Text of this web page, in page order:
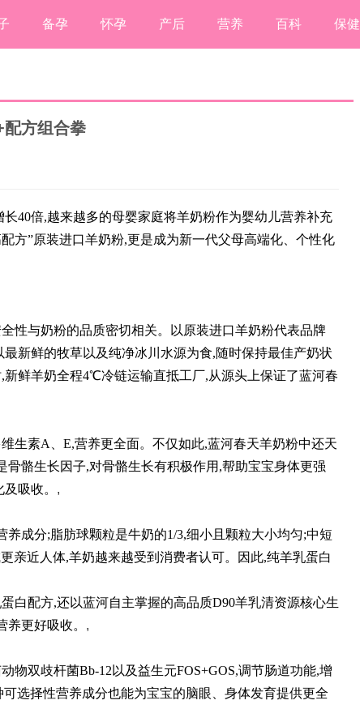
备孕 怀孕 产后 营养 百科 保健
配方组合拳
40倍,越来越多的母婴家庭将羊奶粉作为婴幼儿营养补充
方”原装进口羊奶粉,更是成为新一代父母高端化、个性化
性与奶粉的品质密切相关。以原装进口羊奶粉代表品牌
新鲜的牧草以及纯净冰川水源为食,随时保持最佳产奶状
鲜羊奶全程4℃冷链运输直抵工厂,从源头上保证了蓝河春
生素A、E,营养更全面。不仅如此,蓝河春天羊奶粉中还天
骼生长因子,对骨骼生长有积极作用,帮助宝宝身体更强
吸收。 ,
成分;脂肪球颗粒是牛奶的1/3,细小且颗粒大小均匀;中短
亲近人体,羊奶越来越受到消费者认可。因此,纯羊乳蛋白
白配方,还以蓝河自主掌握的高品质D90羊乳清资源核心生
更好吸收。 ,
物双歧杆菌Bb-12以及益生元FOS+GOS,调节肠道功能,增
选择性营养成分也能为宝宝的脑眼、身体发育提供更全